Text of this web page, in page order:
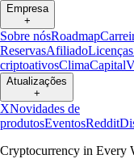
Empresa
+
Sobre nósRoadmap
ReservasAfiliado
criptoativosClimaCapital
Atualizações
+
XNovidades de
produtosEventosReddit
Cryptocurrency in Every